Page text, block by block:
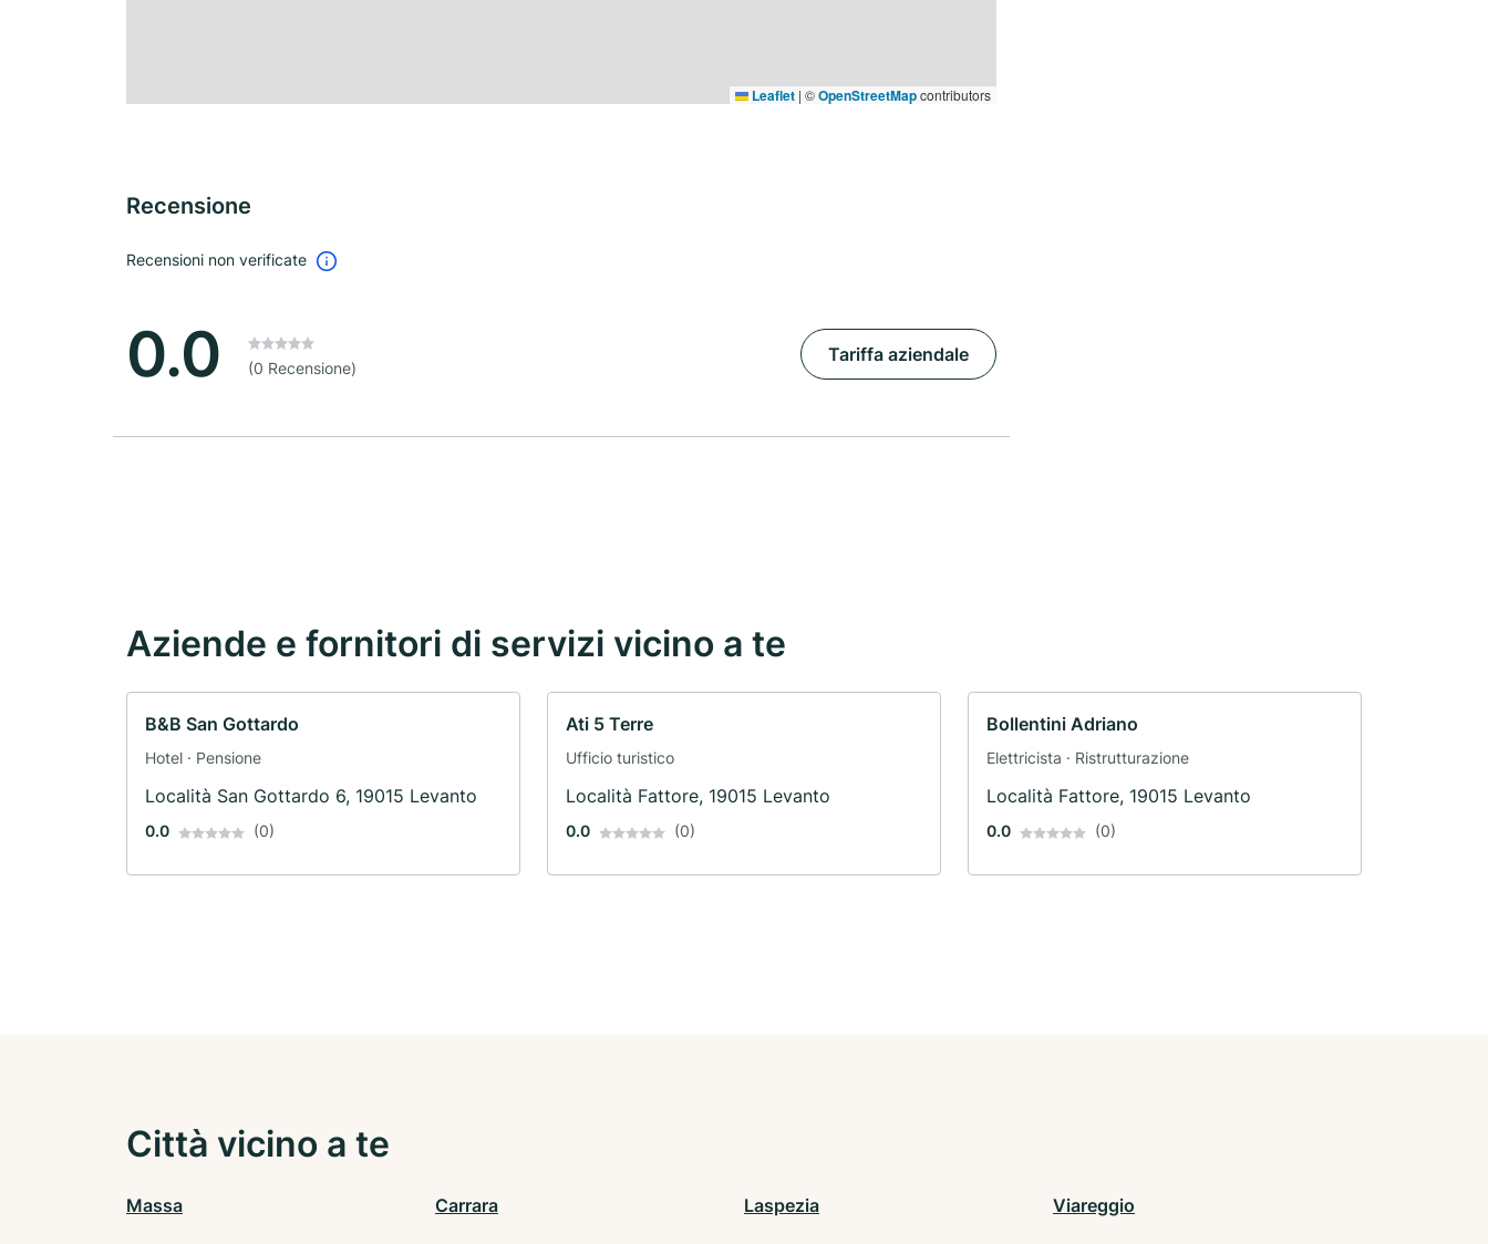
Leaflet | ©OpenStreetMapcontributors
Recensione
Recensioni non verificate
0.0 (0 Recensione)
Tariffa aziendale
Aziende e fornitori di servizi vicino a te
B&B San Gottardo
Hotel · Pensione
Località San Gottardo 6, 19015 Levanto
0.0 (0)
Ati 5 Terre
Ufficio turistico
Località Fattore, 19015 Levanto
0.0 (0)
Bollentini Adriano
Elettricista · Ristrutturazione
Località Fattore, 19015 Levanto
0.0 (0)
Città vicino a te
Massa Carrara Laspezia Viareggio